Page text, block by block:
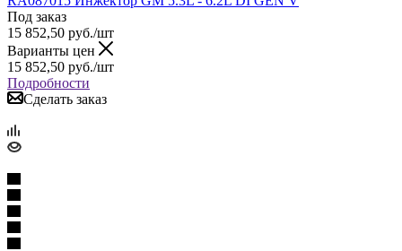
Под заказ
15 852,50 руб./шт
Варианты цен
15 852,50 руб./шт
Подробности
Сделать заказ